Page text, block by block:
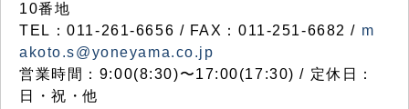
10番地
TEL：011-261-6656 / FAX：011-251-6682 / m
akoto.s@yoneyama.co.jp
営業時間：9:00(8:30)〜17:00(17:30) / 定休日：
日・祝・他